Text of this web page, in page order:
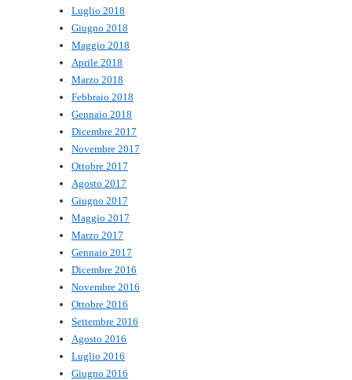
Luglio 2018
Giugno 2018
Maggio 2018
Aprile 2018
Marzo 2018
Febbraio 2018
Gennaio 2018
Dicembre 2017
Novembre 2017
Ottobre 2017
Agosto 2017
Giugno 2017
Maggio 2017
Marzo 2017
Gennaio 2017
Dicembre 2016
Novembre 2016
Ottobre 2016
Settembre 2016
Agosto 2016
Luglio 2016
Giugno 2016